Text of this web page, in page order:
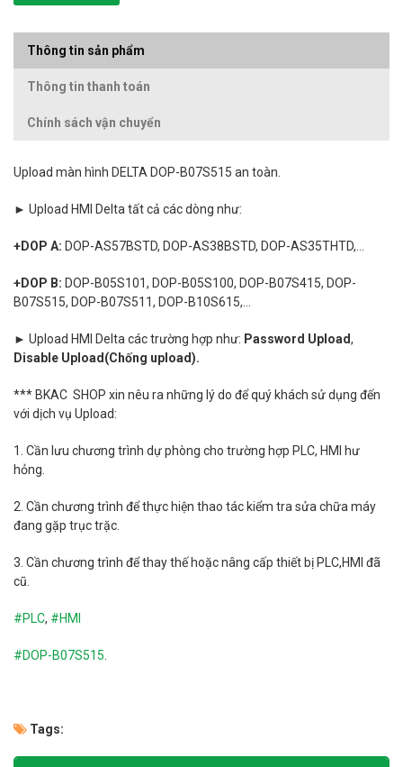
Thông tin sản phẩm
Thông tin thanh toán
Chính sách vận chuyển
Upload màn hình DELTA DOP-B07S515 an toàn.
► Upload HMI Delta tất cả các dòng như:
+DOP A: DOP-AS57BSTD, DOP-AS38BSTD, DOP-AS35THTD,...
+DOP B: DOP-B05S101, DOP-B05S100, DOP-B07S415, DOP-
B07S515, DOP-B07S511, DOP-B10S615,...
► Upload HMI Delta các trường hợp như: Password Upload,
Disable Upload(Chống upload).
*** BKAC SHOP xin nêu ra những lý do để quý khách sử dụng đến
với dịch vụ Upload:
1. Cần lưu chương trình dự phòng cho trường hợp PLC, HMI hư
hỏng.
2. Cần chương trình để thực hiện thao tác kiểm tra sửa chữa máy
đang gặp trục trặc.
3. Cần chương trình để thay thế hoặc nâng cấp thiết bị PLC,HMI đã
cũ.
#PLC, #HMI
#DOP-B07S515
Tags: